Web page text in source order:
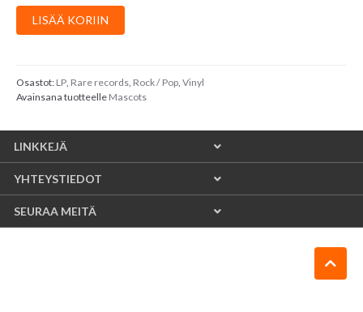
Mascots
:
määrä
LISÄÄ KORIIN
Osastot: LP, Rare records, Rock / Pop, Vinyl
Avainsana tuotteelle Mascots
LINKKEJÄ
YHTEYSTIEDOT
SEURAA MEITÄ